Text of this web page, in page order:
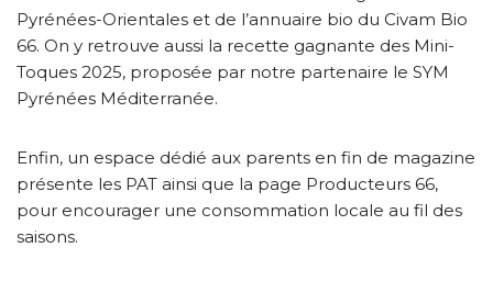
Pyrénées-Orientales et de l’annuaire bio du Civam Bio
66. On y retrouve aussi la recette gagnante des Mini-
Toques 2025, proposée par notre partenaire le SYM
Pyrénées Méditerranée.
Enfin, un espace dédié aux parents en fin de magazine
présente les PAT ainsi que la page Producteurs 66,
pour encourager une consommation locale au fil des
saisons.